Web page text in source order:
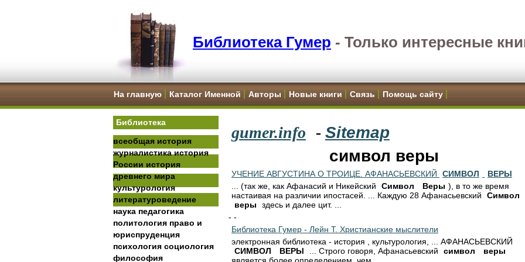
Библиотека Гумер - Только интересные
На главную Каталог Именной Авторы Новые книги Связь Помощь сайту
Библиотека
всеобщая история
журналистика история
России история
древнего мира
культурология
литературоведение
наука педагогика
политология право и
юриспруденция
психология социология
философия
gumer.info - Sitemap
символ веры
УЧЕНИЕ АВГУСТИНА О ТРОИЦЕ. АФАНАСЬЕВСКИЙ СИМВОЛ
ВЕРЫ
... (так же, как Афанасий и Никейский
Символ Веры ), в то же время
настаивая на различии ипостасей. ... Каждую 28 Афанасьевский
Символ
веры
здесь и далее цит. ...
- -
Библиотека Гумер - Лейн Т. Христианские мыслители
электронная библиотека - история , культурология, ... АФАНАСЬЕВСКИЙ
СИМВОЛ
ВЕРЫ ... Строго говоря, Афанасьевский символ
веры